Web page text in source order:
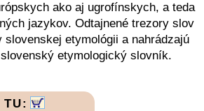
ako aj ugrofínskych, a teda
jazykov. Odtajnené trezory slov
slovenskej etymológii a nahrádzajú
etymologický slovník.